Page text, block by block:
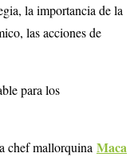
la importancia de la
las acciones de
para los
chef mallorquina Maca